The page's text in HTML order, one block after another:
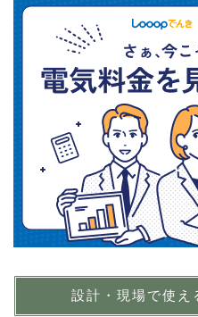
設計・現場で使え